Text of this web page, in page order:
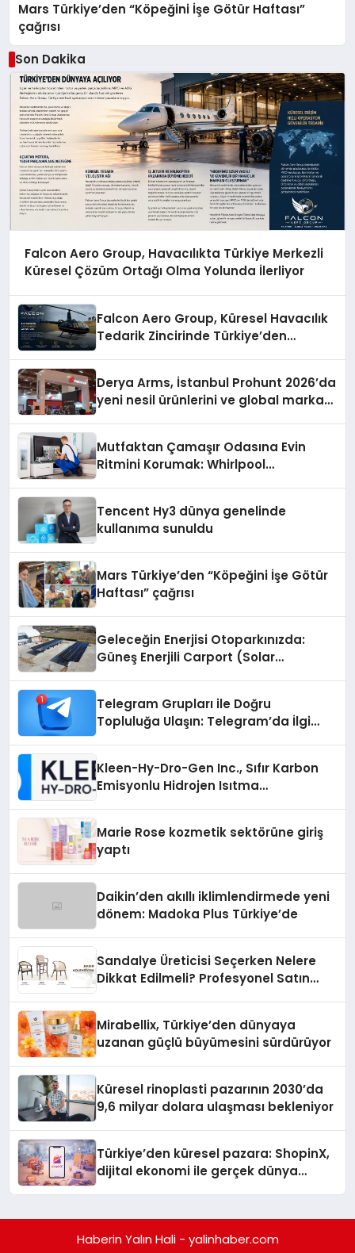
Mars Türkiye’den “Köpeğini İşe Götür Haftası”
çağrısı
Son Dakika
Falcon Aero Group, Havacılıkta Türkiye Merkezli
Küresel Çözüm Ortağı Olma Yolunda İlerliyor
Falcon Aero Group, Küresel Havacılık
Tedarik Zincirinde Türkiye’den
Derya Arms, İstanbul Prohunt 2026’da
yeni nesil ürünlerini ve global marka
Mutfaktan Çamaşır Odasına Evin
Ritmini Korumak: Whirlpool
Tencent Hy3 dünya genelinde
kullanıma sunuldu
Mars Türkiye’den “Köpeğini İşe Götür
Haftası” çağrısı
Geleceğin Enerjisi Otoparkınızda:
Güneş Enerjili Carport (Solar
Telegram Grupları ile Doğru
Topluluğa Ulaşın: Telegram’da İlgi
Kleen-Hy-Dro-Gen Inc., Sıfır Karbon
Emisyonlu Hidrojen Isıtma
Marie Rose kozmetik sektörüne giriş
yaptı
Daikin’den akıllı iklimlendirmede yeni
dönem: Madoka Plus Türkiye’de
Sandalye Üreticisi Seçerken Nelere
Dikkat Edilmeli? Profesyonel Satın
Mirabellix, Türkiye’den dünyaya
uzanan güçlü büyümesini sürdürüyor
Küresel rinoplasti pazarının 2030’da
9,6 milyar dolara ulaşması bekleniyor
Türkiye’den küresel pazara: ShopinX,
dijital ekonomi ile gerçek dünya
Haberin Yalın Hali - yalinhaber.com